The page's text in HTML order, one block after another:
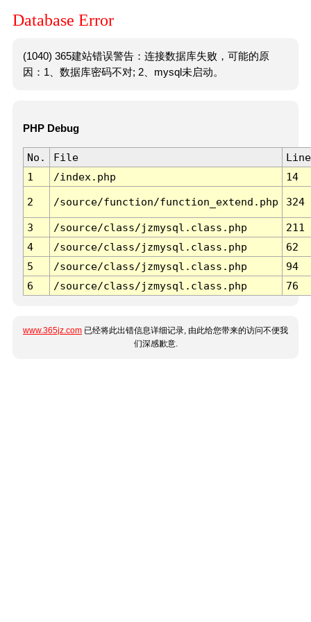
Database Error
(1040) 365建站错误警告：连接数据库失败，可能的原
因：1、数据库密码不对; 2、mysql未启动。
PHP Debug
No. File
Line
1
/index.php 14
2 /source/function/function_extend.php 324
3 /source/class/jzmysql.class.php
211
4
/source/class/jzmysql.class.php
62
5
/source/class/jzmysql.class.php
94
6
/source/class/jzmysql.class.php 76
www.365jz.com 已经将此出错信息详细记录, 由此给您带来的访问不便我
们深感歉意.